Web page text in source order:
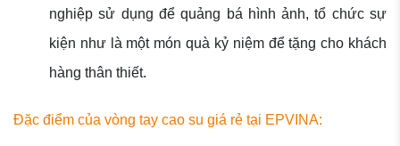
nghiệp sử dụng để quảng bá hình ảnh, tổ chức sự
kiện như là một món quà kỷ niệm để tặng cho khách
hàng thân thiết.
Đặc điểm của vòng tay cao su giá rẻ tại EPVINA: